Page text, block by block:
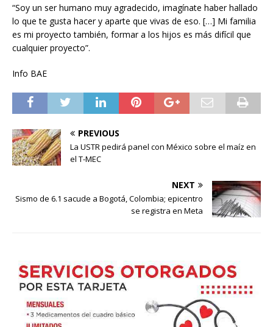
“Soy un ser humano muy agradecido, imagínate haber hallado
lo que te gusta hacer y aparte que vivas de eso. […] Mi familia
es mi proyecto también, formar a los hijos es más difícil que
cualquier proyecto”.
Info BAE
PREVIOUS
La USTR pedirá panel con México sobre el maíz en
el T-MEC
NEXT
Sismo de 6.1 sacude a Bogotá, Colombia; epicentro
se registra en Meta